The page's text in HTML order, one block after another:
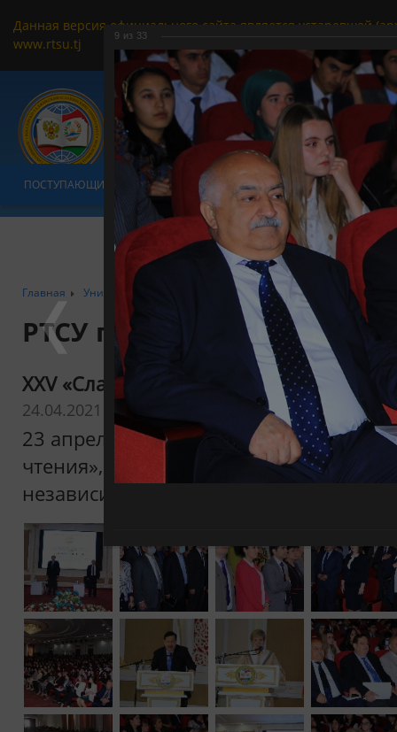
Данная версия официального сайта является устаревшей
www.rtsu.tj
ПОСТУПАЮЩИМ ОБУЧАЮЩИМСЯ УНИВЕРСИТЕТ
Главная Университет РТСУ в формате фотообъектива XXV
РТСУ глазами фотографа
XXV «Славянские чтения» (2021 год)
24.04.2021
23 апреля 2021 года в РТСУ
чтения», посвященные как 30-летию
независимости Таджикистана, так и
9 из 33